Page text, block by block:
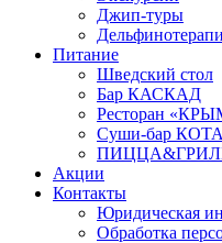
Джип-туры
Питание
Шведский стол
Бар КАСКАД
Ресторан
Суши-бар
Акции
Контакты
Юридическая
Обработка